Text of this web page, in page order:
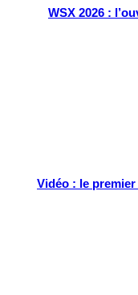
WSX 2026 :
Vidéo : le premier